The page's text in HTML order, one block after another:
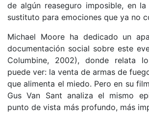
de algún reaseguro imposible, en
sustituto para emociones que ya no
Michael Moore ha dedicado un
documentación social sobre este
Columbine, 2002), donde relata
puede ver: la venta de armas de
que alimenta el miedo. Pero en su
Gus Van Sant analiza el mismo
punto de vista más profundo, más